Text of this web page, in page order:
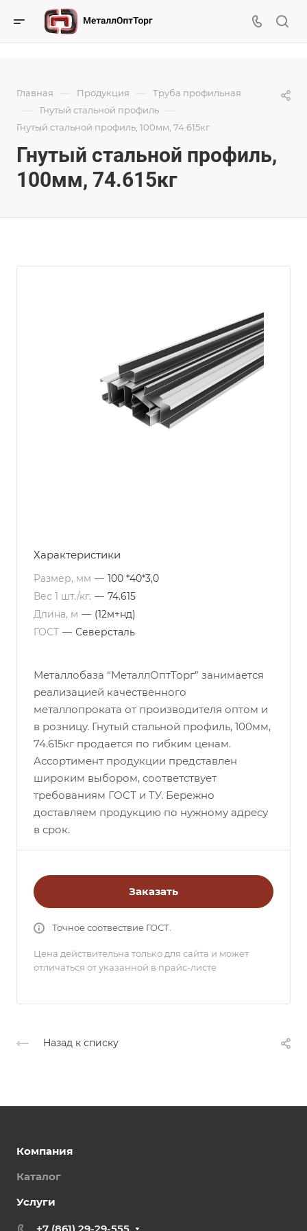
Главная — Продукция — Труба профильная
— Гнутый стальной профиль —
Гнутый стальной профиль, 100мм, 74.615кг
Гнутый стальной профиль,
100мм, 74.615кг
Характеристики
Размер, мм — 100 *40*3,0
Вес 1 шт./кг. — 74.615
Длина, м — (12м+нд)
ГОСТ — Северсталь
Металлобаза “МеталлОптТорг” занимается
реализацией качественного
металлопроката от производителя оптом и
в розницу. Гнутый стальной профиль, 100мм,
74.615кг продается по гибким ценам.
Ассортимент продукции представлен
широким выбором, соответствует
требованиям ГОСТ и ТУ. Бережно
доставляем продукцию по нужному адресу
в срок.
Заказать
Точное соотвествие ГОСТ.
Цена действительна только для сайта и может
отличаться от указанной в прайс-листе
Назад к списку
Компания
Каталог
Услуги